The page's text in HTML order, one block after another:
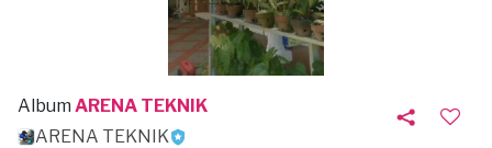
Album ARENA TEKNIK
ARENA TEKNIK